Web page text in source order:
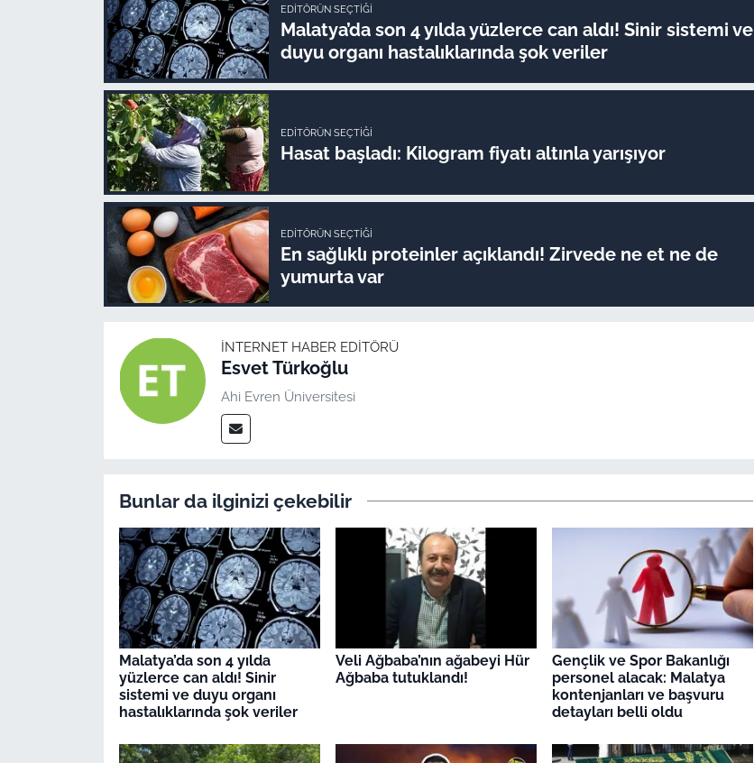
EDITÖRÜN SEÇTIĞI
Malatya’da son 4 yılda yüzlerce can aldı! Sinir sistemi ve
duyu organı hastalıklarında şok veriler
EDITÖRÜN SEÇTIĞI
Hasat başladı: Kilogram fiyatı altınla yarışıyor
EDITÖRÜN SEÇTIĞI
En sağlıklı proteinler açıklandı! Zirvede ne et ne de
yumurta var
İNTERNET HABER EDITÖRÜ
Esvet Türkoğlu
Ahi Evren Üniversitesi
Bunlar da ilginizi çekebilir
Malatya’da son 4 yılda
yüzlerce can aldı! Sinir
sistemi ve duyu organı
hastalıklarında şok veriler
Veli Ağbaba’nın ağabeyi Hür
Ağbaba tutuklandı!
Gençlik ve Spor Bakanlığı
personel alacak: Malatya
kontenjanları ve başvuru
detayları belli oldu